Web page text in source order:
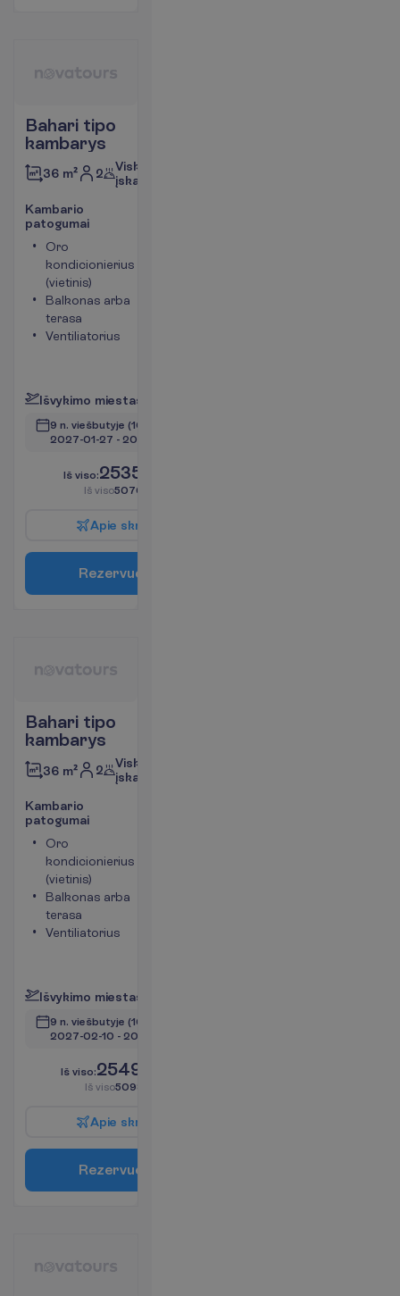
Bahari tipo
kambarys
36 m² 2
Viskas
įskaičiuota
Kambario
patogumai
Oro
kondicionierius
(vietinis)
Balkonas arba
terasa
Ventiliatorius
Išvykimo miestas
9 n. viešbutyje (10 n. iš viso)
2027-01-27 - 2027-02-06
Iš viso:2535.00
Iš viso5070.00
Apie skr
Rezervuo
Bahari tipo
kambarys
36 m² 2
Viskas
įskaičiuota
Kambario
patogumai
Oro
kondicionierius
(vietinis)
Balkonas arba
terasa
Ventiliatorius
Išvykimo miestas
9 n. viešbutyje (10 n. iš viso)
2027-02-10 - 2027-02-20
Iš viso:2549.00
Iš viso5098.00
Apie skr
Rezervuo